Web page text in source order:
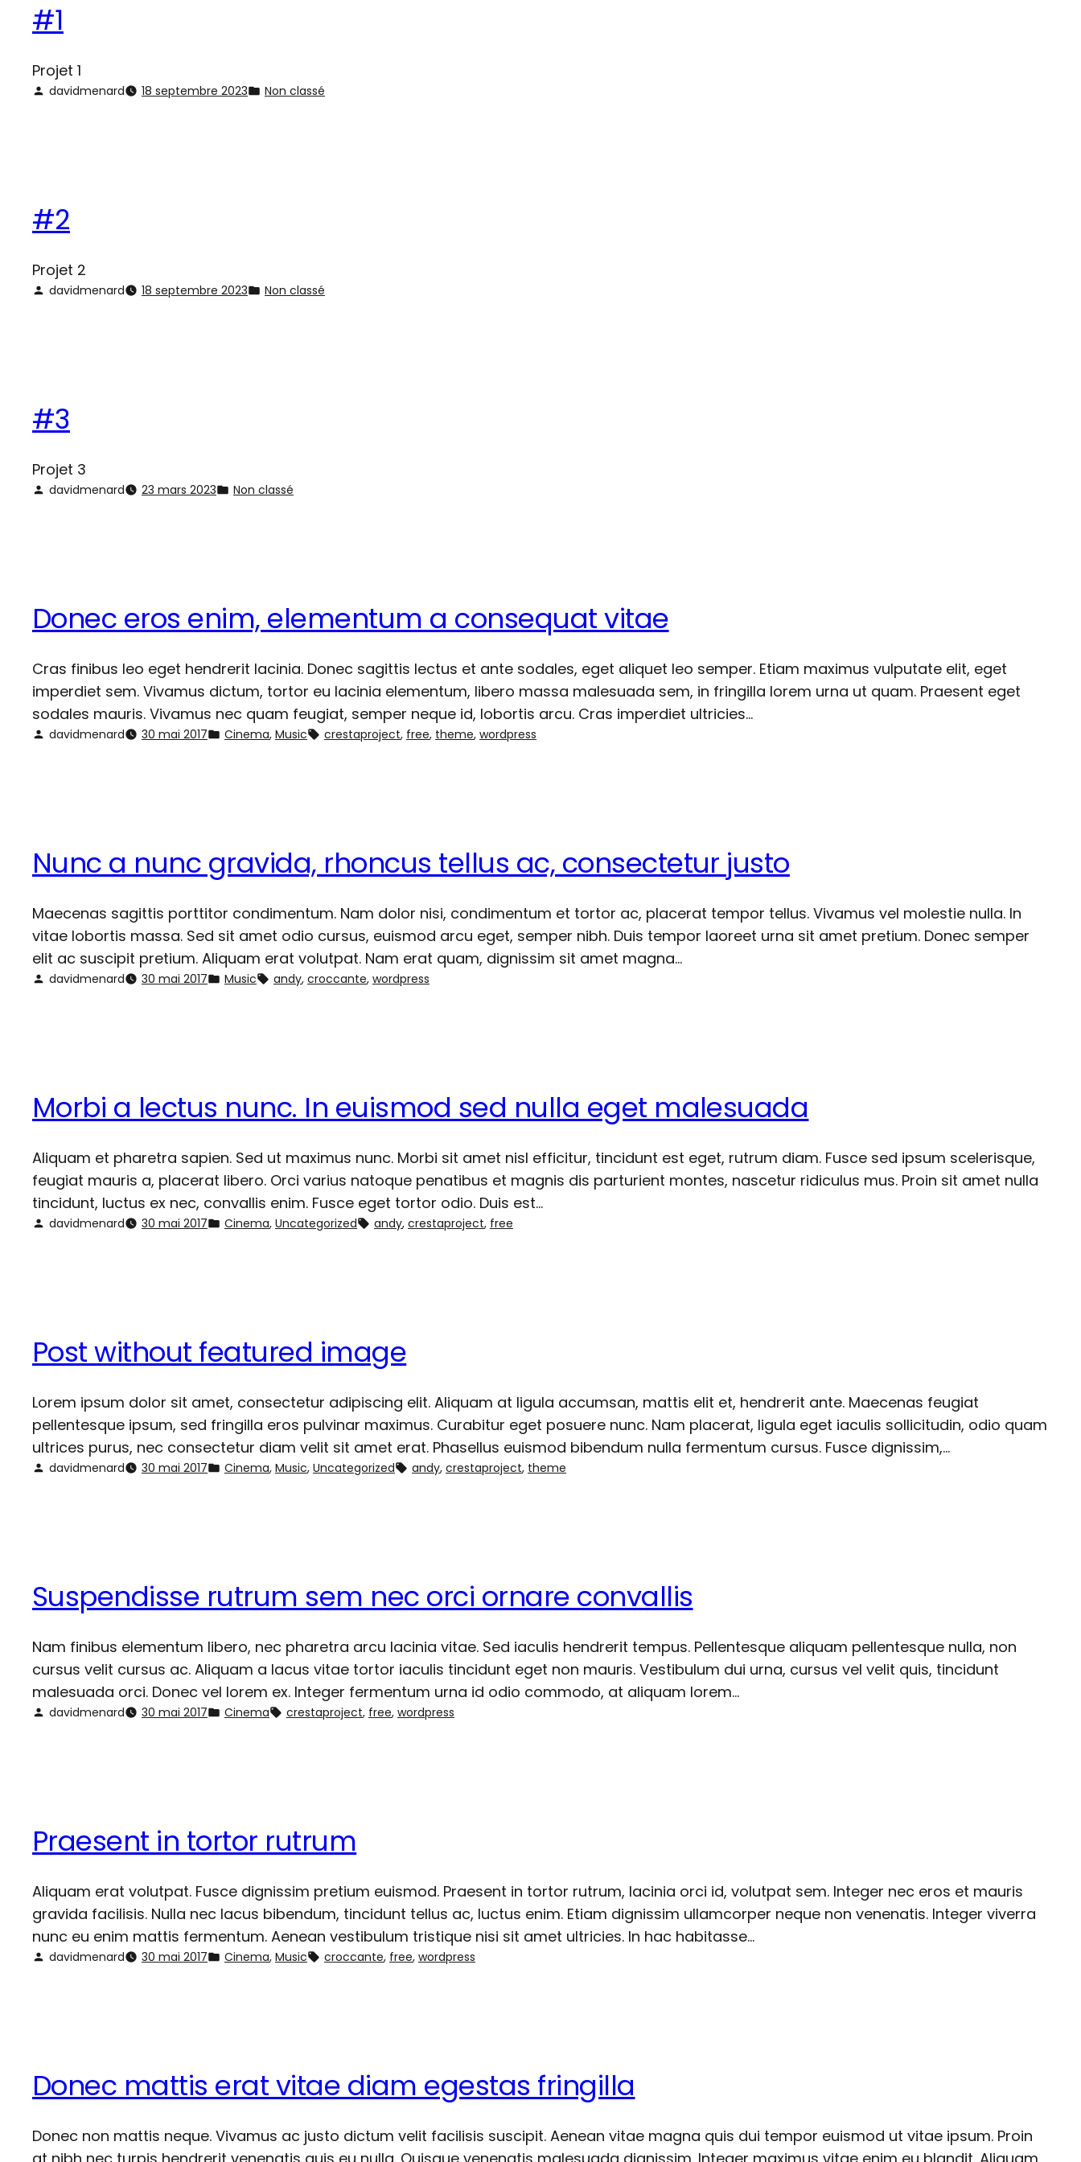
#1
Projet 1
davidmenard 18 septembre 2023 Non classé
#2
Projet 2
davidmenard 18 septembre 2023 Non classé
#3
Projet 3
davidmenard 23 mars 2023 Non classé
Donec eros enim, elementum a consequat vitae
Cras finibus leo eget hendrerit lacinia. Donec sagittis lectus et ante sodales, eget aliquet leo semper. Etiam maximus vulputate elit, eget
imperdiet sem. Vivamus dictum, tortor eu lacinia elementum, libero massa malesuada sem, in fringilla lorem urna ut quam. Praesent eget
sodales mauris. Vivamus nec quam feugiat, semper neque id, lobortis arcu. Cras imperdiet ultricies…
davidmenard 30 mai 2017 Cinema, Music crestaproject, free, theme, wordpress
Nunc a nunc gravida, rhoncus tellus ac, consectetur justo
Maecenas sagittis porttitor condimentum. Nam dolor nisi, condimentum et tortor ac, placerat tempor tellus. Vivamus vel molestie nulla. In
vitae lobortis massa. Sed sit amet odio cursus, euismod arcu eget, semper nibh. Duis tempor laoreet urna sit amet pretium. Donec semper
elit ac suscipit pretium. Aliquam erat volutpat. Nam erat quam, dignissim sit amet magna…
davidmenard 30 mai 2017 Music andy, croccante, wordpress
Morbi a lectus nunc. In euismod sed nulla eget malesuada
Aliquam et pharetra sapien. Sed ut maximus nunc. Morbi sit amet nisl efficitur, tincidunt est eget, rutrum diam. Fusce sed ipsum scelerisque,
feugiat mauris a, placerat libero. Orci varius natoque penatibus et magnis dis parturient montes, nascetur ridiculus mus. Proin sit amet nulla
tincidunt, luctus ex nec, convallis enim. Fusce eget tortor odio. Duis est…
davidmenard 30 mai 2017 Cinema, Uncategorized andy, crestaproject, free
Post without featured image
Lorem ipsum dolor sit amet, consectetur adipiscing elit. Aliquam at ligula accumsan, mattis elit et, hendrerit ante. Maecenas feugiat
pellentesque ipsum, sed fringilla eros pulvinar maximus. Curabitur eget posuere nunc. Nam placerat, ligula eget iaculis sollicitudin, odio quam
ultrices purus, nec consectetur diam velit sit amet erat. Phasellus euismod bibendum nulla fermentum cursus. Fusce dignissim,…
davidmenard 30 mai 2017 Cinema, Music, Uncategorized andy, crestaproject, theme
Suspendisse rutrum sem nec orci ornare convallis
Nam finibus elementum libero, nec pharetra arcu lacinia vitae. Sed iaculis hendrerit tempus. Pellentesque aliquam pellentesque nulla, non
cursus velit cursus ac. Aliquam a lacus vitae tortor iaculis tincidunt eget non mauris. Vestibulum dui urna, cursus vel velit quis, tincidunt
malesuada orci. Donec vel lorem ex. Integer fermentum urna id odio commodo, at aliquam lorem…
davidmenard 30 mai 2017 Cinema crestaproject, free, wordpress
Praesent in tortor rutrum
Aliquam erat volutpat. Fusce dignissim pretium euismod. Praesent in tortor rutrum, lacinia orci id, volutpat sem. Integer nec eros et mauris
gravida facilisis. Nulla nec lacus bibendum, tincidunt tellus ac, luctus enim. Etiam dignissim ullamcorper neque non venenatis. Integer viverra
nunc eu enim mattis fermentum. Aenean vestibulum tristique nisi sit amet ultricies. In hac habitasse…
davidmenard 30 mai 2017 Cinema, Music croccante, free, wordpress
Donec mattis erat vitae diam egestas fringilla
Donec non mattis neque. Vivamus ac justo dictum velit facilisis suscipit. Aenean vitae magna quis dui tempor euismod ut vitae ipsum. Proin